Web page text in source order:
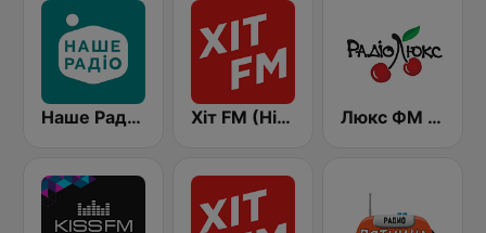
Наше Радио (Nashe Radio) 107.9 Хіт FM (Hit FM) Люкс ФМ Україна - Lux FM Ukraine